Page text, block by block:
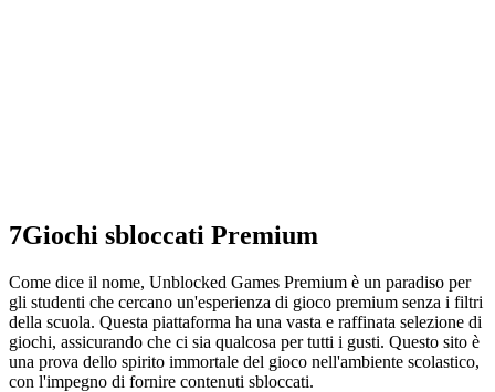
7Giochi sbloccati Premium
Come dice il nome, Unblocked Games Premium è un paradiso per
gli studenti che cercano un'esperienza di gioco premium senza i filtri
della scuola. Questa piattaforma ha una vasta e raffinata selezione di
giochi, assicurando che ci sia qualcosa per tutti i gusti. Questo sito è
una prova dello spirito immortale del gioco nell'ambiente scolastico,
con l'impegno di fornire contenuti sbloccati.